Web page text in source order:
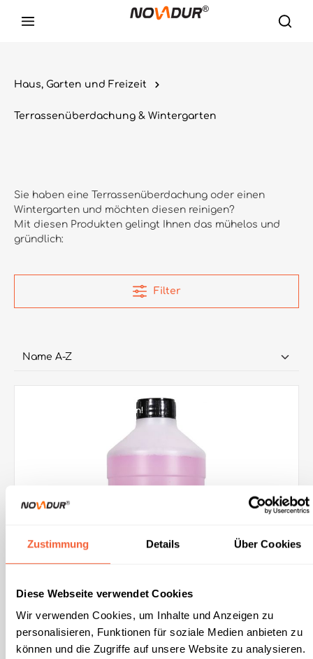
Zustimmung Details Über Cookies
Diese Webseite verwendet Cookies
Wir verwenden Cookies, um Inhalte und Anzeigen zu
personalisieren, Funktionen für soziale Medien anbieten zu
können und die Zugriffe auf unsere Website zu analysieren.
Haus, Garten und Freizeit
Terrassenüberdachung & Wintergarten
Sie haben eine Terrassenüberdachung oder einen
Wintergarten und möchten diesen reinigen?
Mit diesen Produkten gelingt Ihnen das mühelos und
gründlich:
Filter
CLP-Hinweise beachten!